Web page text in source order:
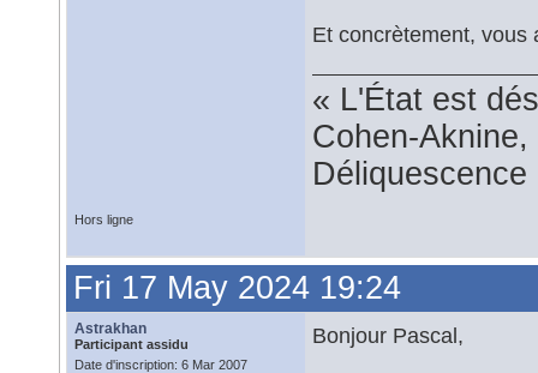
Et concrètement, vous
« L'État est
Cohen-
Hors ligne
Fri 17 May 2024 19:24
Astrakhan
Participant assidu
Date d'inscription: 6 Mar 2007
Bonjour Pascal,